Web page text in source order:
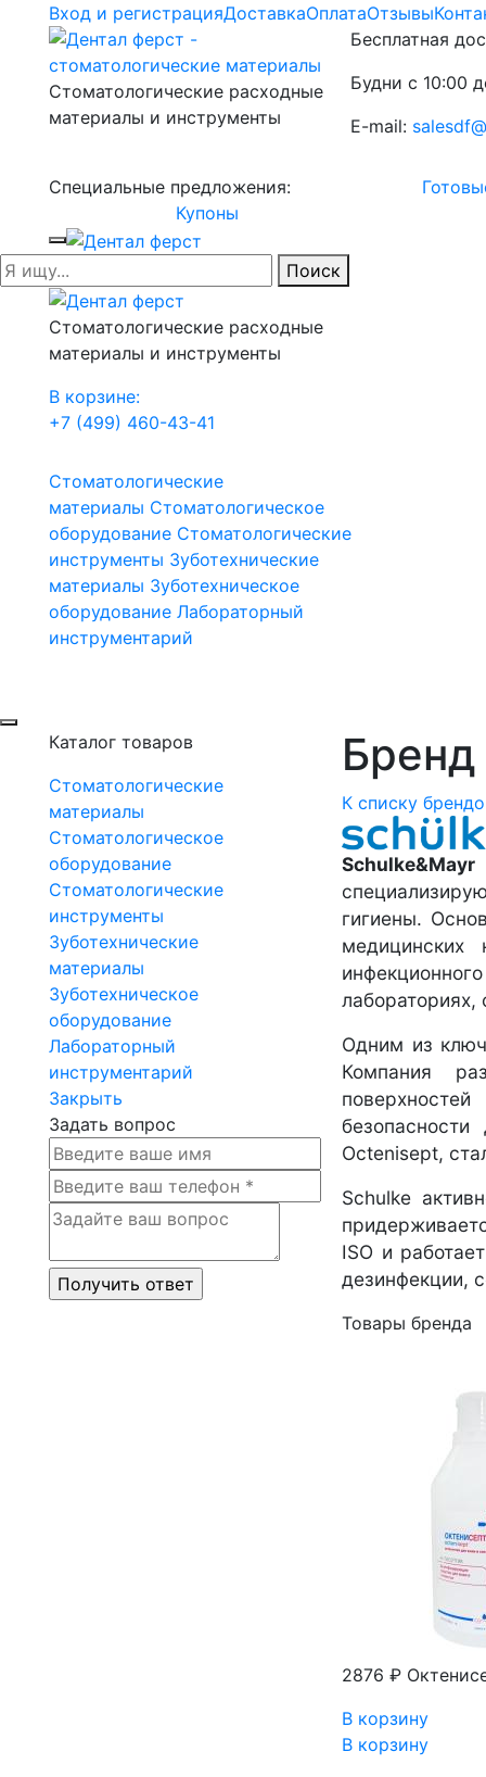
Вход и регистрацияДоставкаОплатаОтзывы
Стоматологические расходные
материалы и инструменты
Бесплатная
Будни с 10:00
E-mail:
Специальные предложения:
Купоны
Поиск
Стоматологические расходные
материалы и инструменты
В корзине:
+7 (499) 460-43-41
Стоматологические
материалы Стоматологическое
оборудование Стоматологические
инструменты Зуботехнические
материалы Зуботехническое
оборудование Лабораторный
инструментарий
Каталог товаров
Стоматологические
материалы
Стоматологическое
оборудование
Стоматологические
инструменты
Зуботехнические
материалы
Зуботехническое
оборудование
Лабораторный
инструментарий
Закрыть
Задать вопрос
К списку
Schulke&Mayr
гигиены.
лабораториях,
Одним из
Компания
Octenisept,
Schulke
ISO и
дезинфекции,
Товары бренда
2876 ₽
В корзину
В корзину